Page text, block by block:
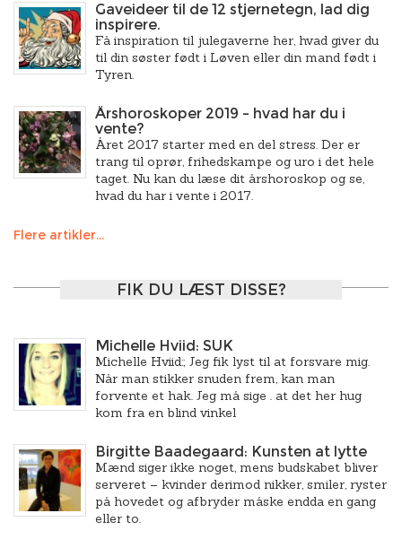
Gaveideer til de 12 stjernetegn, lad dig
inspirere.
Få inspiration til julegaverne her, hvad giver du
til din søster født i Løven eller din mand født i
Tyren.
Årshoroskoper 2019 – hvad har du i
vente?
Året 2017 starter med en del stress. Der er
trang til oprør, frihedskampe og uro i det hele
taget. Nu kan du læse dit årshoroskop og se,
hvad du har i vente i 2017.
Flere artikler...
FIK DU LÆST DISSE?
Michelle Hviid: SUK
Michelle Hviid:; Jeg fik lyst til at forsvare mig.
Når man stikker snuden frem, kan man
forvente et hak. Jeg må sige . at det her hug
kom fra en blind vinkel
Birgitte Baadegaard: Kunsten at lytte
Mænd siger ikke noget, mens budskabet bliver
serveret – kvinder derimod nikker, smiler, ryster
på hovedet og afbryder måske endda en gang
eller to.